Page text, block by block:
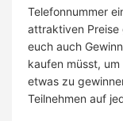
Telefonnummer
attraktiven Preise
euch auch
kaufen müsst,
etwas zu
Teilnehmen auf